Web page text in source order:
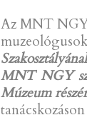
Az MNT NGY
MNT NGY
Múzeum